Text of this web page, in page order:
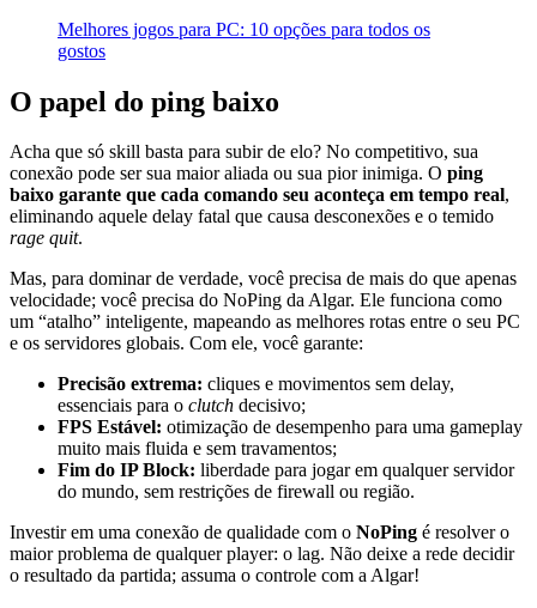
Melhores jogos para PC: 10 opções para todos os
gostos
O papel do ping baixo
Acha que só skill basta para subir de elo? No competitivo, sua
conexão pode ser sua maior aliada ou sua pior inimiga. O ping
baixo garante que cada comando seu aconteça em tempo real,
eliminando aquele delay fatal que causa desconexões e o temido
rage quit.
Mas, para dominar de verdade, você precisa de mais do que apenas
velocidade; você precisa do NoPing da Algar. Ele funciona como
um “atalho” inteligente, mapeando as melhores rotas entre o seu PC
e os servidores globais. Com ele, você garante:
Precisão extrema: cliques e movimentos sem delay,
essenciais para o clutch decisivo;
FPS Estável: otimização de desempenho para uma gameplay
muito mais fluida e sem travamentos;
Fim do IP Block: liberdade para jogar em qualquer servidor
do mundo, sem restrições de firewall ou região.
Investir em uma conexão de qualidade com o NoPing é resolver o
maior problema de qualquer player: o lag. Não deixe a rede decidir
o resultado da partida; assuma o controle com a Algar!